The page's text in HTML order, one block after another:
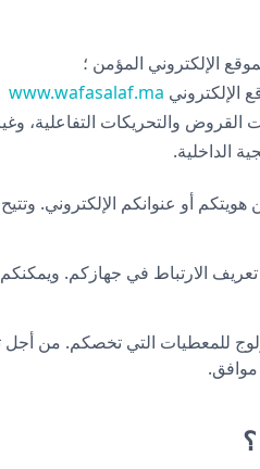
الإلكتروني المؤمن ؛
www.wafasalaf.ma
والتحريكات التفاعلية،
الداخلية.
هويتكم أو عنوانكم الإلكتروني.
الارتباط في جهازكم.
للمعطيات التي تخصكم. من
موافق.